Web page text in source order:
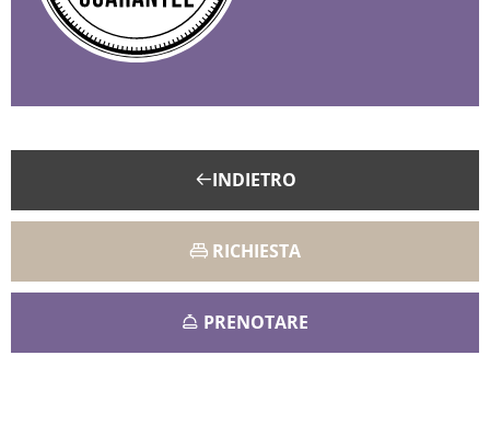
INDIETRO
RICHIESTA
PRENOTARE